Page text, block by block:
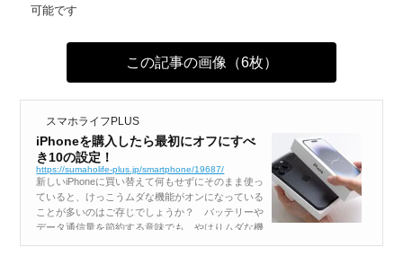
可能です
この記事の画像（6枚）
スマホライフPLUS
iPhoneを購入したら最初にオフにすべ
き10の設定！
https://sumaholife-plus.jp/smartphone/19687/
新しいiPhoneに買い替えて何もせずにそのまま使っ
ていると、けっこうムダな機能がオンになっている
ことが多いのはご存じでしょうか？ バッテリーや
データ通信量を節約する意味でも、やはりムダな機